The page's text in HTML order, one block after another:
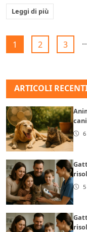
Leggi di più
1 2 3 ...
ARTICOLI